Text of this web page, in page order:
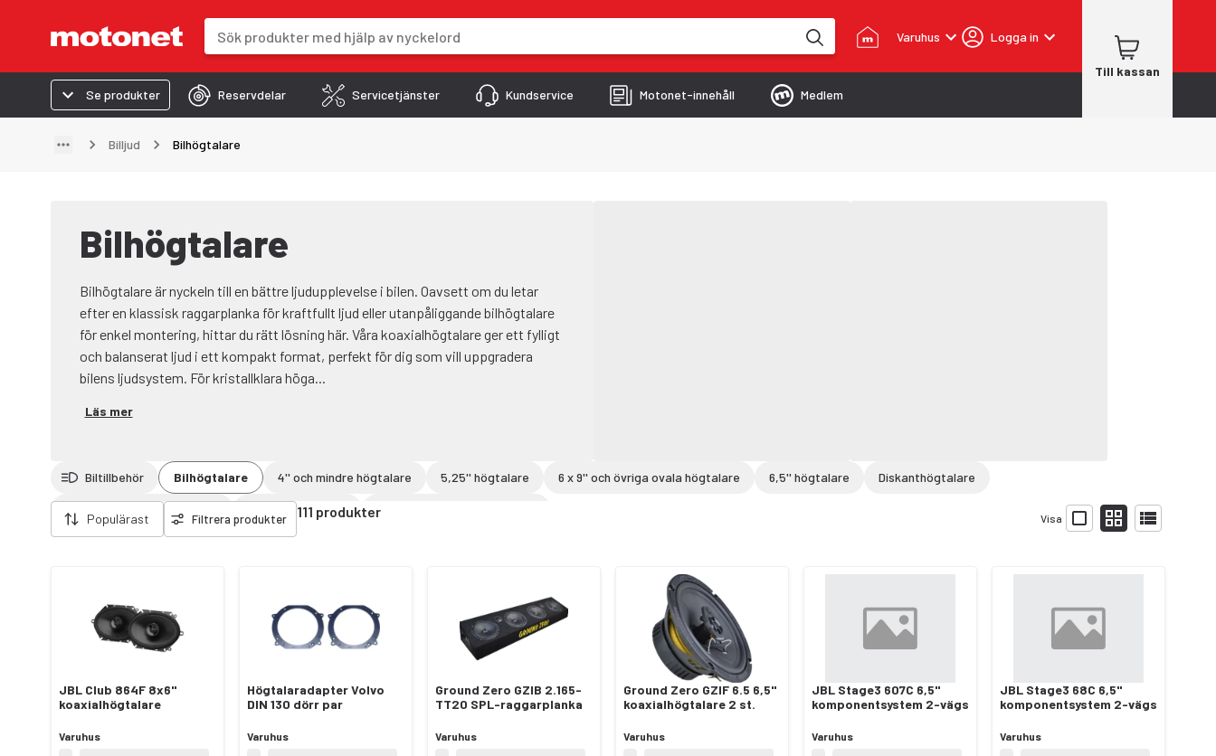
Varuhus Logga in
Till kassan
Se produkter
Reservdelar Servicetjänster Kundservice Motonet-innehåll Medlem
Billjud Bilhögtalare
Bilhögtalare
Bilhögtalare är nyckeln till en bättre ljudupplevelse i bilen. Oavsett om du letar
efter en klassisk raggarplanka för kraftfullt ljud eller utanpåliggande bilhögtalare
för enkel montering, hittar du rätt lösning här. Våra koaxialhögtalare ger ett fylligt
och balanserat ljud i ett kompakt format, perfekt för dig som vill uppgradera
bilens ljudsystem. För kristallklara höga...
Läs mer
Biltillbehör Bilhögtalare 4'' och mindre högtalare 5,25'' högtalare 6 x 9'' och övriga ovala högtalare 6,5'' högtalare Diskanthögtalare
Fordonsspecifika högtalare Högtalaradaptrar Utanpåliggande bilhögtalare
Populärast Filtrera produkter 111 produkter Visa
Ta bort filter
JBL Club 864F 8x6"
koaxialhögtalare
Varuhus
Högtalaradapter Volvo
DIN 130 dörr par
Varuhus
Ground Zero GZIB 2.165-
TT20 SPL-raggarplanka
Varuhus
Ground Zero GZIF 6.5 6,5"
koaxialhögtalare 2 st.
Varuhus
JBL Stage3 607C 6,5"
komponentsystem 2-vägs
Varuhus
JBL Stage3 68C 6,5"
komponentsystem 2-vägs
Varuhus